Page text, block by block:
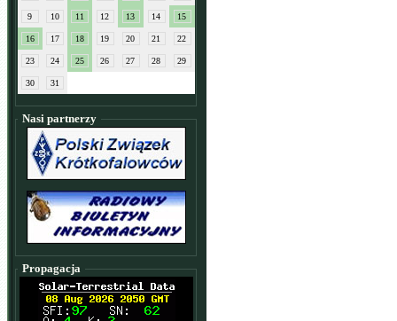
9 10 11 12 13 14 15
16 17 18 19 20 21 22
23 24 25 26 27 28 29
30 31
Nasi partnerzy
Propagacja